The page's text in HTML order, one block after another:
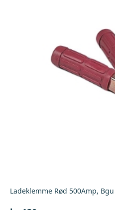
Ladeklemme Rød 500Amp, Bgu